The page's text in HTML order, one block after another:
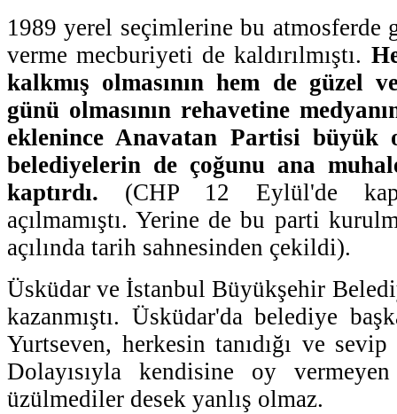
1989 yerel seçimlerine bu
verme mecburiyeti de kaldırılmıştı.
kalkmış olmasının hem de güzel
günü olmasının rehavetine
eklenince Anavatan Partisi büyük
belediyelerin de çoğunu ana
kaptırdı. (CHP 12 Eylül'de
açılmamıştı. Yerine de bu parti
açılında tarih sahnesinden çekildi).
Üsküdar ve İstanbul Büyükşehir
kazanmıştı. Üsküdar'da belediye
Yurtseven, herkesin tanıdığı ve
Dolayısıyla kendisine oy
üzülmediler desek yanlış olmaz.